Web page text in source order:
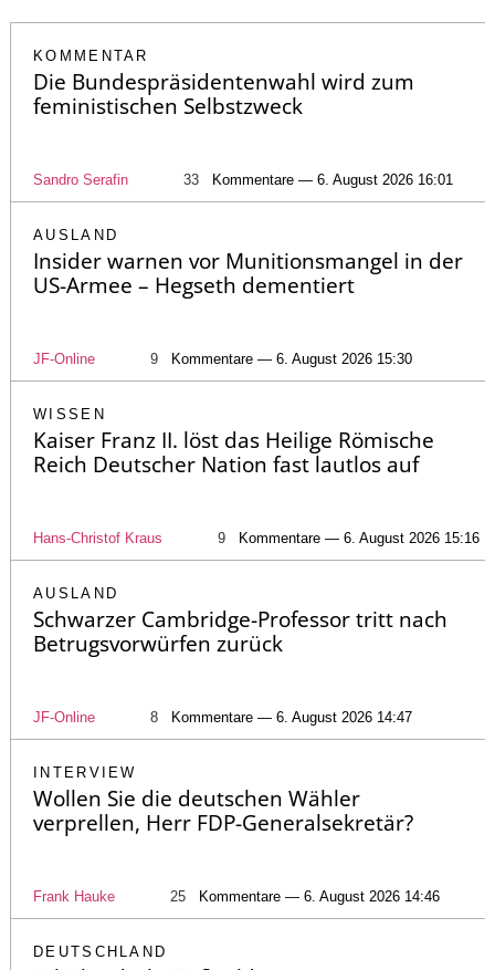
KOMMENTAR
Die Bundespräsidentenwahl wird zum
feministischen Selbstzweck
Sandro Serafin 33 Kommentare — 6. August 2026 16:01
AUSLAND
Insider warnen vor Munitionsmangel in der
US-Armee – Hegseth dementiert
JF-Online 9 Kommentare — 6. August 2026 15:30
WISSEN
Kaiser Franz II. löst das Heilige Römische
Reich Deutscher Nation fast lautlos auf
Hans-Christof Kraus 9 Kommentare — 6. August 2026 15:16
AUSLAND
Schwarzer Cambridge-Professor tritt nach
Betrugsvorwürfen zurück
JF-Online 8 Kommentare — 6. August 2026 14:47
INTERVIEW
Wollen Sie die deutschen Wähler
verprellen, Herr FDP-Generalsekretär?
Frank Hauke 25 Kommentare — 6. August 2026 14:46
DEUTSCHLAND